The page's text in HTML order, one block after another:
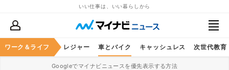
いい仕事は、いい暮らしから
ワーク＆ライフ
スケア グルメ レジャー 車とバイク キャッシュレス 次世代教育
Googleでマイナビニュースを優先表示する方法